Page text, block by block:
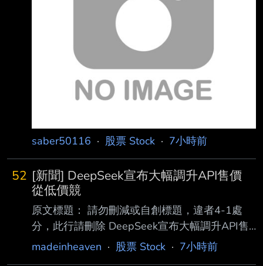
1402 遠東新 14,490 9 2303 聯電 14,462 10
saber50116 · 股票 Stock · 7小時前
52 [新聞] DeepSeek宣布大幅調升API售價
從低價競
原文標題： 請勿刪減或自創標題，違者4-1處
分，此行請刪除 DeepSeek宣布大幅調升API售
價 從低價競爭轉向商業化獲利 原文連結： 網址
madeinheaven · 股票 Stock · 7小時前